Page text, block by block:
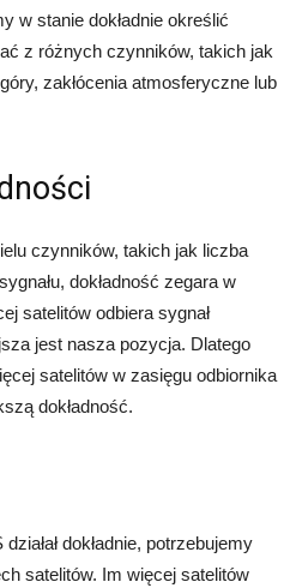
w stanie dokładnie określić
z różnych czynników, takich jak
zakłócenia atmosferyczne lub
czynników, takich jak liczba
dokładność zegara w
satelitów odbiera sygnał
jest nasza pozycja. Dlatego
satelitów w zasięgu odbiornika
dokładność.
dokładnie, potrzebujemy
satelitów. Im więcej satelitów